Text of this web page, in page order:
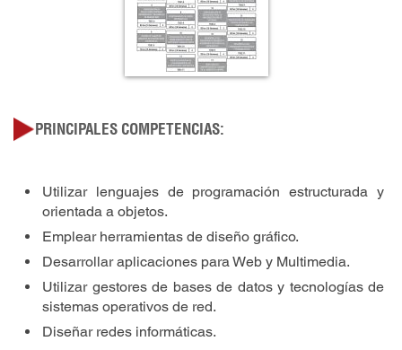
PRINCIPALES COMPETENCIAS:
Utilizar lenguajes de programación estructurada y
orientada a objetos.
Emplear herramientas de diseño gráfico.
Desarrollar aplicaciones para Web y Multimedia.
Utilizar gestores de bases de datos y tecnologías de
sistemas operativos de red.
Diseñar redes informáticas.